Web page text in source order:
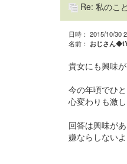
Re: 私のこ
日時： 2015/10/30
名前： おじさん
貴女にも興味
今の年頃でひ
心変わりも激し
回答は興味が
嫌ならしない